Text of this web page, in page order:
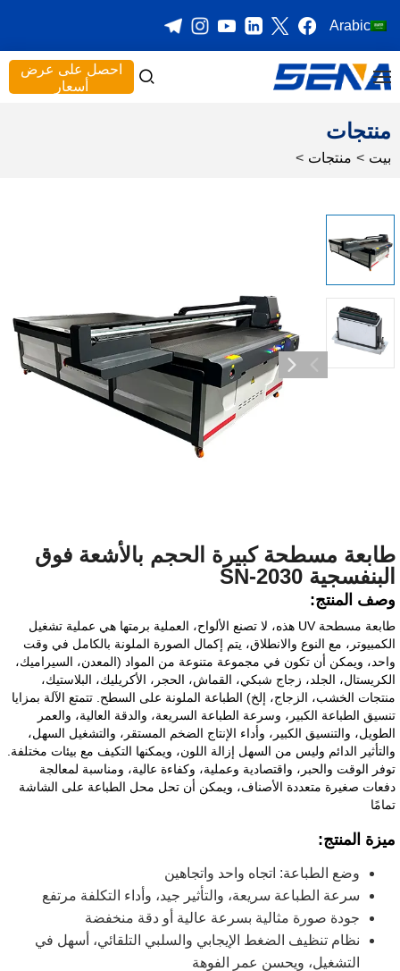
Arabic
احصل على عرض
أسعار
منتجات
بيت > منتجات >
طابعة مسطحة كبيرة الحجم بالأشعة فوق
البنفسجية SN-2030
وصف المنتج:
طابعة مسطحة UV هذه، لا تصنع الألواح، العملية برمتها هي عملية تشغيل
الكمبيوتر، مع النوع والانطلاق، يتم إكمال الصورة الملونة بالكامل في وقت
واحد، ويمكن أن تكون في مجموعة متنوعة من المواد (المعدن، السيراميك،
الكريستال، الجلد، زجاج شبكي، القماش، الحجر، الأكريليك، البلاستيك،
منتجات الخشب، الزجاج، إلخ) الطباعة الملونة على السطح. تتمتع الآلة بمزايا
تنسيق الطباعة الكبير، وسرعة الطباعة السريعة، والدقة العالية، والعمر
الطويل، والتنسيق الكبير، وأداء الإنتاج الضخم المستقر، والتشغيل السهل،
والتأثير الدائم وليس من السهل إزالة اللون، ويمكنها التكيف مع بيئات مختلفة.
توفر الوقت والحبر، واقتصادية وعملية، وكفاءة عالية، ومناسبة لمعالجة
دفعات صغيرة متعددة الأصناف، ويمكن أن تحل محل الطباعة على الشاشة
تمامًا
ميزة المنتج:
وضع الطباعة: اتجاه واحد واتجاهين
سرعة الطباعة سريعة، والتأثير جيد، وأداء التكلفة مرتفع
جودة صورة مثالية بسرعة عالية أو دقة منخفضة
نظام تنظيف الضغط الإيجابي والسلبي التلقائي، أسهل في
التشغيل، ويحسن عمر الفوهة